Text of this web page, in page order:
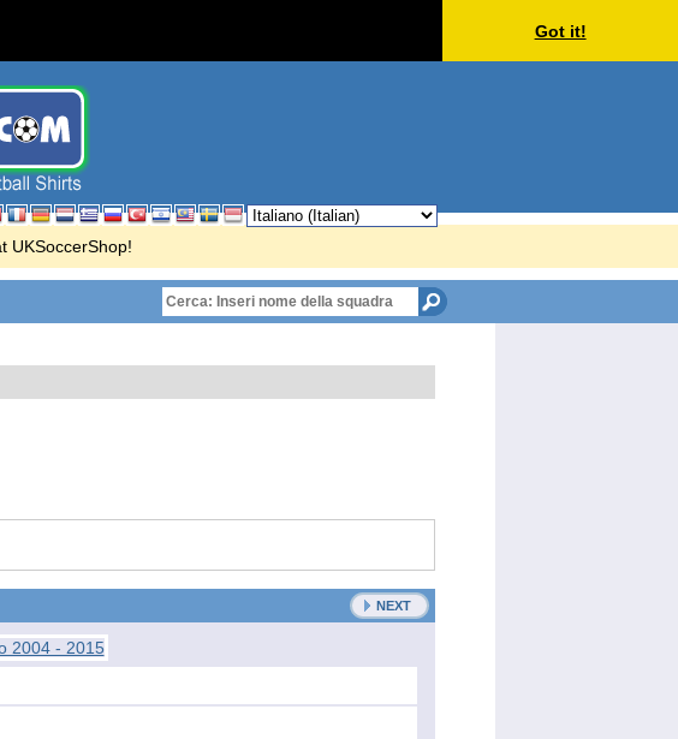
Got it!
UKSoccerShop!
NEXT